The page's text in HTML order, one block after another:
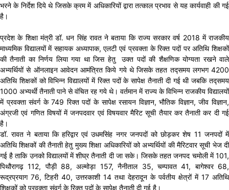
भरने के निर्देश दिये थे जिसके क्रम में अधिकारियों द्वारा तत्काल प्रभाव से यह कार्यवाही की गई
है।
प्रदेश के शिक्षा मंत्री डॉ. धन सिंह रावत ने बताया कि राज्य सरकार वर्ष 2018 में राजकीय
माध्यमिक विद्यालयों में सहायक अध्यापाक, एलटी एवं प्रवक्ता के रिक्त पदों पर अतिथि शिक्षकों
की तैनाती का निर्णय लिया गया था जिस हेतु उक्त पदों की शैक्षणिक योग्यता रखने वाले
अभ्यर्थियों से ऑनलाइन आवेदन आमंत्रित किये गये थे जिसके तहत तद्समय लगभग 4200
अतिथि शिक्षकों को विभिन्न विद्यालयों में रिक्त पदों के सापेक्ष तैनाती दी गई थी जबकि तद्समय
1000 अभ्यर्थी तैनाती पाने से वंचित रह गये थे। वर्तमान में राज्य के विभिन्न राजकीय विद्यालयों
में प्रवक्ता संवर्ग के 749 रिक्त पदों के सापेक्ष रसायन विज्ञान, भौतिक विज्ञान, जीव विज्ञान,
अंग्रजी एवं गणित विषयों में जनपदवार एवं विषयवार मैरिट सूची तैयार कर तैनाती कर दी गई
है।
डॉ. रावत ने बताया कि हरिद्वार एवं उधमसिंह नगर जनपदों को छोड़कर शेष 11 जनपदों में
अतिथि शिक्षकों की तैनाती हेतु मुख्य शिक्षा अधिकारियों को अभ्यर्थियों की मैरिटवार सूची भेज दी
गई है ताकि उनको विद्यालयों में शीघ्र तैनाती दी जा सके। जिसके तहत जनपद चमोली में 101,
पिथौरागढ़ 112, पौड़ी 88, अल्मोड़ा 157, नैनीताल 35, चम्पावत 41, बागेश्वर 68,
रूद्रप्रयाग 76, टिहरी 40, उत्तरकाशी 14 तथा देहरादून के पर्वतीय क्षेत्रों में 17 अतिथि
शिक्षकों को प्रवक्ता संवर्ग के रिक्त पदों के सापेक्ष तैनाती दी गई है।